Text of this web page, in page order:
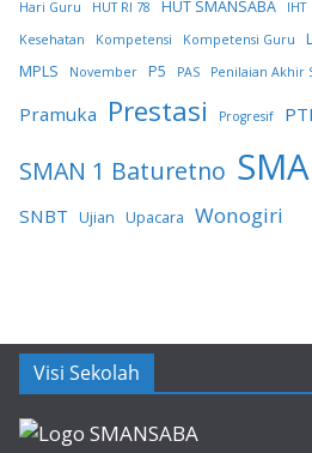
Hari Guru HUT RI 78 HUT SMANSABA IHT
Kesehatan Kompetensi Kompetensi Guru
MPLS November P5 PAS Penilaian Akhir
Pramuka Prestasi Progresif
SMAN 1 Baturetno
SNBT Ujian Upacara Wonogiri
Visi Sekolah